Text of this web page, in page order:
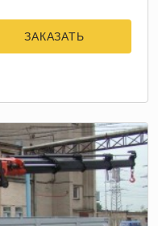
ЗАКАЗАТЬ